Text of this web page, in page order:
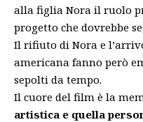
alla figlia Nora il ruolo
progetto che dovrebbe
Il rifiuto di Nora e
americana fanno però
sepolti da tempo.
Il cuore del film è la
artistica e quella